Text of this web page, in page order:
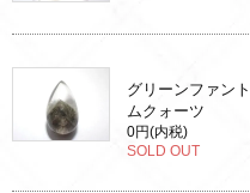
グリーンファント
ムクォーツ
0円(内税)
SOLD OUT